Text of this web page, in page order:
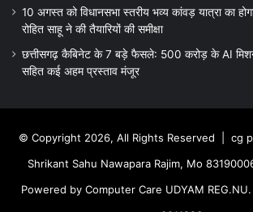
10 अगस्त को विधानसभा स्तरीय भव्य कांवड़ यात्रा का
रोहित साहू ने की तैयारियों की समीक्षा
छत्तीसगढ़ कैबिनेट के 7 बड़े फैसले: 500 करोड़ के AI
सहित कई अहम प्रस्ताव मंजूर
© Copyright 2026, All Rights Reserved | cg
Shrikant Sahu Nawapara Rajim, Mo
Powered by Computer Care UDYAM